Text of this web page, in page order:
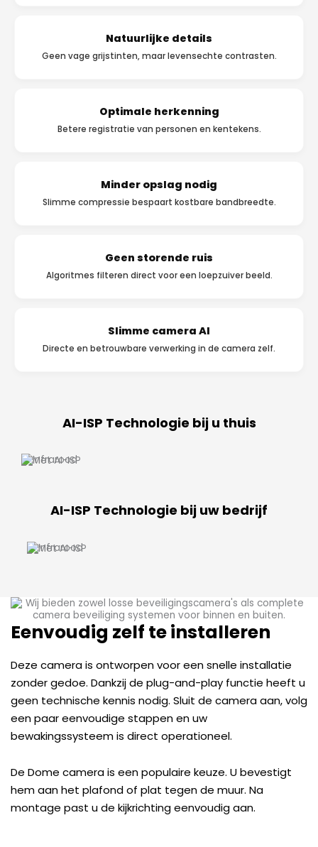
Natuurlijke details
Geen vage grijstinten, maar levensechte contrasten.
Optimale herkenning
Betere registratie van personen en kentekens.
Minder opslag nodig
Slimme compressie bespaart kostbare bandbreedte.
Geen storende ruis
Algoritmes filteren direct voor een loepzuiver beeld.
Slimme camera AI
Directe en betrouwbare verwerking in de camera zelf.
AI-ISP Technologie bij u thuis
AI-ISP Technologie bij uw bedrijf
Eenvoudig zelf te installeren
Deze camera is ontworpen voor een snelle installatie
zonder gedoe. Dankzij de plug-and-play functie heeft u
geen technische kennis nodig. Sluit de camera aan, volg
een paar eenvoudige stappen en uw
bewakingssysteem is direct operationeel.
De Dome camera is een populaire keuze. U bevestigt
hem aan het plafond of plat tegen de muur. Na
montage past u de kijkrichting eenvoudig aan.